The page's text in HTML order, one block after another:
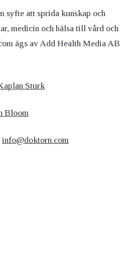
syfte att sprida kunskap och
medicin och hälsa till vård och
ägs av Add Health Media AB
Sturk
Bloom
info@doktorn.com